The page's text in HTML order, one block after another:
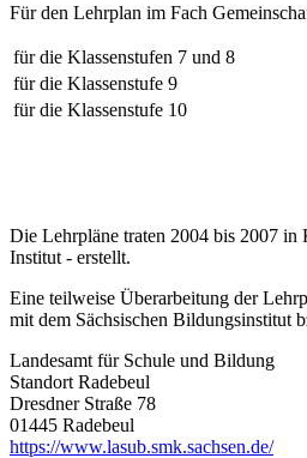
Für den Lehrplan im Fach
für die Klassenstufen 7 und 8
für die Klassenstufe 9
für die Klassenstufe 10
Die Lehrpläne traten 2004 bis 2007
Institut - erstellt.
Eine teilweise Überarbeitung der
mit dem Sächsischen Bildungsinstitut
Landesamt für Schule und Bildung
Standort Radebeul
Dresdner Straße 78
01445 Radebeul
https://www.lasub.smk.sachsen.de/